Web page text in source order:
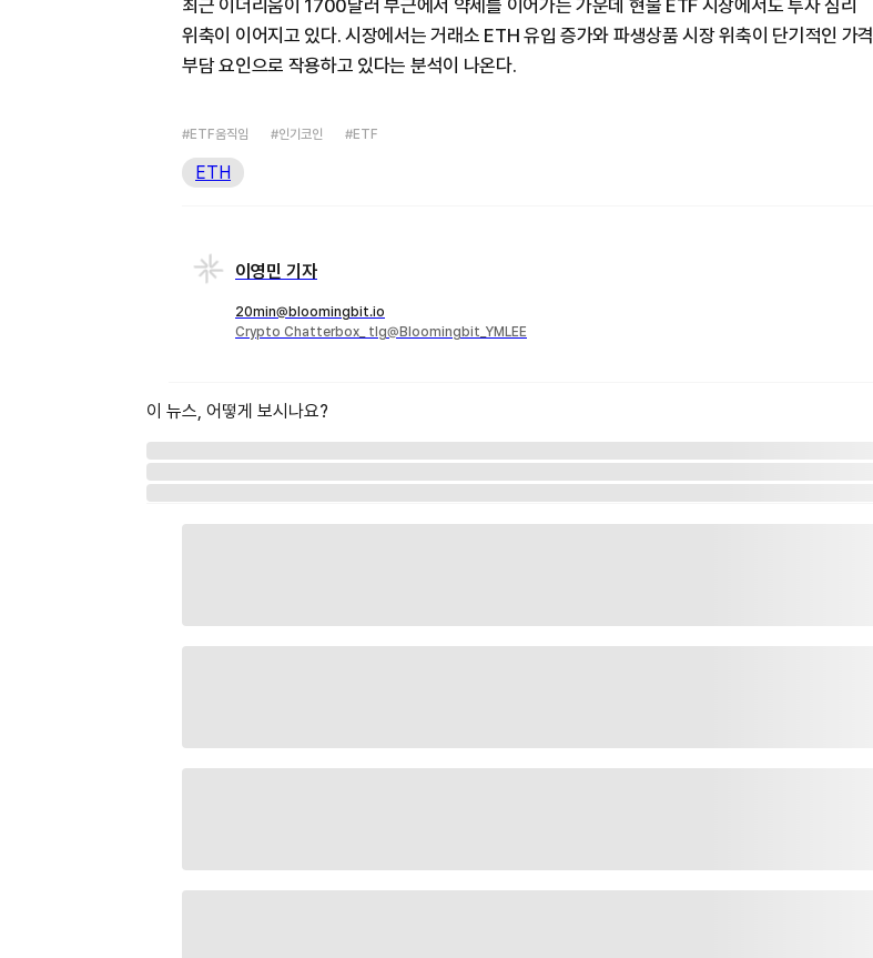
최근 이더리움이 1700달러 부근에서 약세를 이어가는 가운데 현물 ETF 시장에서도 투자 심리
위축이 이어지고 있다. 시장에서는 거래소 ETH 유입 증가와 파생상품 시장 위축이 단기적인 가격
부담 요인으로 작용하고 있다는 분석이 나온다.
#ETF움직임 #인기코인 #ETF
ETH
이영민 기자
20min@bloomingbit.io
Crypto Chatterbox_ tlg@Bloomingbit_YMLEE
이 뉴스, 어떻게 보시나요?